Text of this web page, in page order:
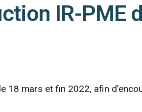
IR-PME
18 mars et fin 2022, afin